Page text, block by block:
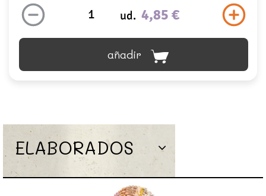
ud. 4,85 €
añadir
ELABORADOS